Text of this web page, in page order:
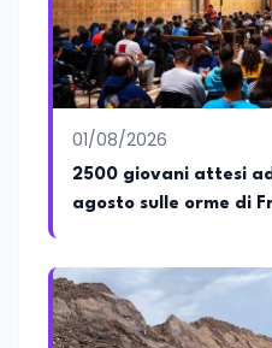
01/08/2026
2500 giovani attesi
agosto sulle orme di